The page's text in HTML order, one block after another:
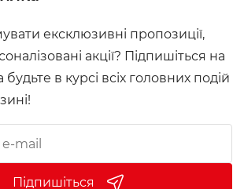
ексклюзивні пропозиції,
акції? Підпишіться на
в курсі всіх головних подій
Підпишіться